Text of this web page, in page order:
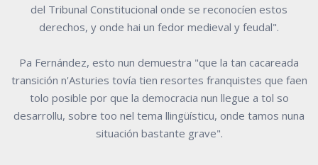
del Tribunal Constitucional onde se reconocíen estos
derechos, y onde hai un fedor medieval y feudal".
Pa Fernández, esto nun demuestra "que la tan cacareada
transición n'Asturies tovía tien resortes franquistes que faen
tolo posible por que la democracia nun llegue a tol so
desarrollu, sobre too nel tema llingüísticu, onde tamos nuna
situación bastante grave".